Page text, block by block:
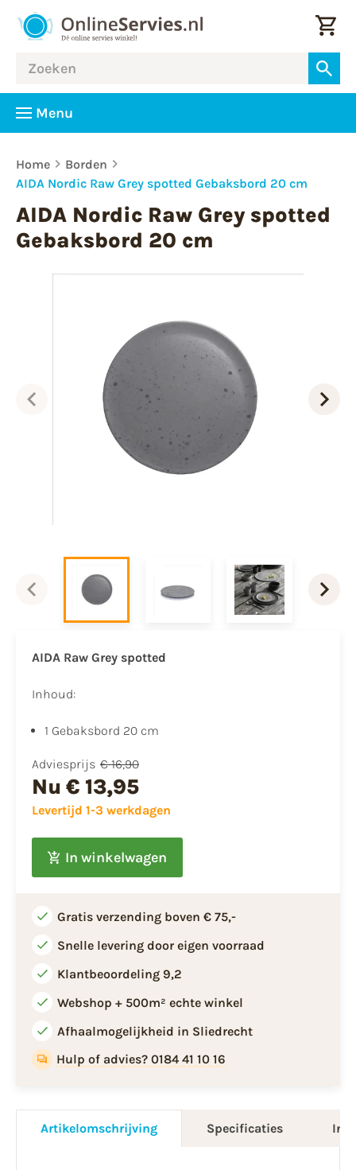
Menu
Home
Borden
AIDA Nordic Raw Grey spotted Gebaksbord 20 cm
AIDA Nordic Raw Grey spotted
Gebaksbord 20 cm
AIDA Raw Grey spotted
Inhoud:
1 Gebaksbord 20 cm
Adviesprijs € 16,90
Nu € 13,95
Levertijd 1-3 werkdagen
In winkelwagen
Gratis verzending boven € 75,-
Snelle levering door eigen voorraad
Klantbeoordeling 9,2
Webshop + 500m² echte winkel
Afhaalmogelijkheid in Sliedrecht
Hulp of advies? 0184 41 10 16
Artikelomschrijving Specificaties